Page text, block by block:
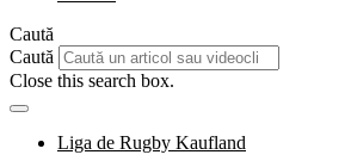
Caută
Caută
Close this search box.
Liga de Rugby Kaufland